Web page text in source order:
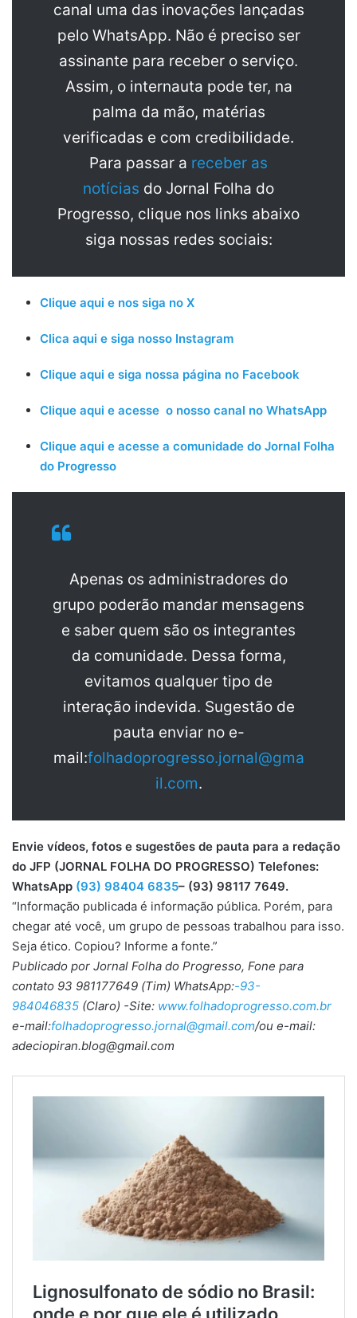
canal uma das inovações lançadas
pelo WhatsApp. Não é preciso ser
assinante para receber o serviço.
Assim, o internauta pode ter, na
palma da mão, matérias
verificadas e com credibilidade.
Para passar a receber as
notícias do Jornal Folha do
Progresso, clique nos links abaixo
siga nossas redes sociais:
Clique aqui e nos siga no X
Clica aqui e siga nosso Instagram
Clique aqui e siga nossa página no Facebook
Clique aqui e acesse o nosso canal no WhatsApp
Clique aqui e acesse a comunidade do Jornal Folha
do Progresso
Apenas os administradores do
grupo poderão mandar mensagens
e saber quem são os integrantes
da comunidade. Dessa forma,
evitamos qualquer tipo de
interação indevida. Sugestão de
pauta enviar no e-
mail:folhadoprogresso.jornal@gma
il.com.
Envie vídeos, fotos e sugestões de pauta para a redação
do JFP (JORNAL FOLHA DO PROGRESSO) Telefones:
WhatsApp (93) 98404 6835– (93) 98117 7649.
“Informação publicada é informação pública. Porém, para
chegar até você, um grupo de pessoas trabalhou para isso.
Seja ético. Copiou? Informe a fonte.”
Publicado por Jornal Folha do Progresso, Fone para
contato 93 981177649 (Tim) WhatsApp:-93-
984046835 (Claro) -Site: www.folhadoprogresso.com.br
e-mail:folhadoprogresso.jornal@gmail.com/ou e-mail:
adeciopiran.blog@gmail.com